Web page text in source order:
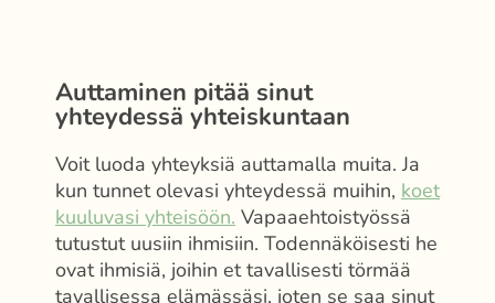
Auttaminen pitää sinut
yhteydessä yhteiskuntaan
Voit luoda yhteyksiä auttamalla muita. Ja
kun tunnet olevasi yhteydessä muihin, koet
kuuluvasi yhteisöön. Vapaaehtoistyössä
tutustut uusiin ihmisiin. Todennäköisesti he
ovat ihmisiä, joihin et tavallisesti törmää
tavallisessa elämässäsi, joten se saa sinut